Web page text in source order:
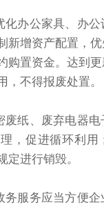
办公家具、办公
新增资产配置，
购置资金。达到
，不得报废处置。
废纸、废弃电器
，促进循环利用
定进行销毁。
服务应当方便企